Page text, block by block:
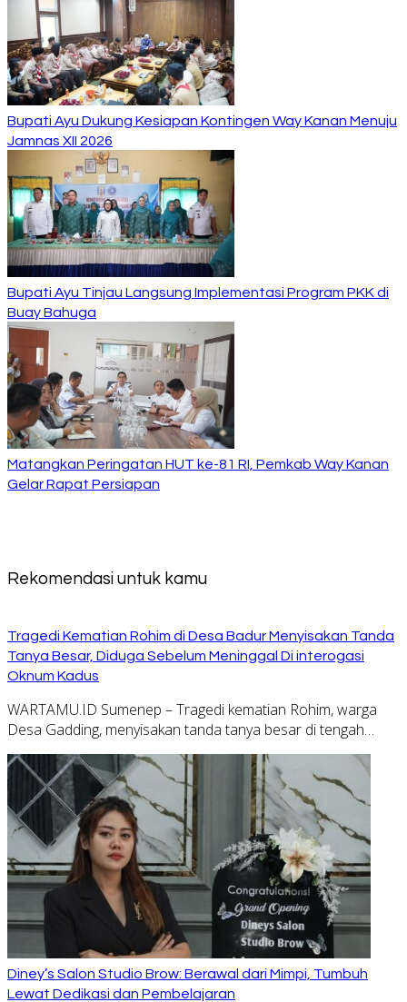
Bupati Ayu Dukung Kesiapan Kontingen Way Kanan Menuju
Jamnas XII 2026
Bupati Ayu Tinjau Langsung Implementasi Program PKK di
Buay Bahuga
Matangkan Peringatan HUT ke-81 RI, Pemkab Way Kanan
Gelar Rapat Persiapan
Rekomendasi untuk kamu
Tragedi Kematian Rohim di Desa Badur Menyisakan Tanda
Tanya Besar, Diduga Sebelum Meninggal Di interogasi
Oknum Kadus
WARTAMU.ID Sumenep – Tragedi kematian Rohim, warga
Desa Gadding, menyisakan tanda tanya besar di tengah…
Diney’s Salon Studio Brow: Berawal dari Mimpi, Tumbuh
Lewat Dedikasi dan Pembelajaran